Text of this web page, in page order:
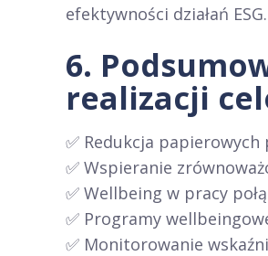
efektywności działań ESG.
6.
realizacji
✅ Redukcja
✅ Wspieranie
✅ Wellbeing w pracy
✅ Programy
✅ Monitorowanie